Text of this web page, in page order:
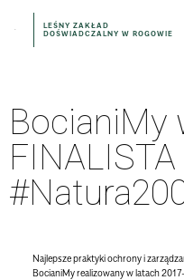
LEŚNY ZAKŁAD
DOŚWIADCZALNY W ROGOWIE
BocianiMy
Najlepsze praktyki ochrony i
BocianiMy realizowany w latach